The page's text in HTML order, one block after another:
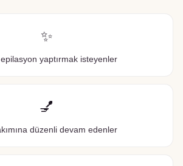
✨
yaptırmak isteyenler
💅
düzenli devam edenler